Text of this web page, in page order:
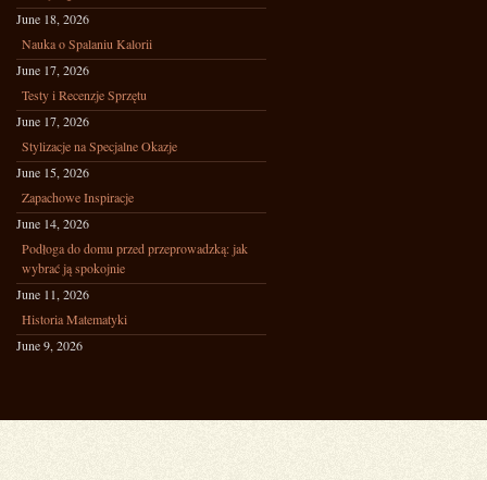
June 18, 2026
Nauka o Spalaniu Kalorii
June 17, 2026
Testy i Recenzje Sprzętu
June 17, 2026
Stylizacje na Specjalne Okazje
June 15, 2026
Zapachowe Inspiracje
June 14, 2026
Podłoga do domu przed przeprowadzką: jak
wybrać ją spokojnie
June 11, 2026
Historia Matematyki
June 9, 2026